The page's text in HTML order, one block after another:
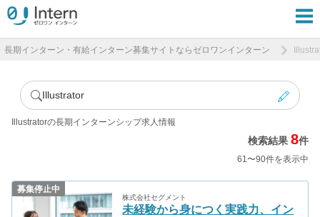
長期インターン・有給インターン募集サイトならゼロワンインターン
Illustrator
Illustratorの長期インターンシップ求人情報
検索結果8件
61〜90件を表示中
募集停止中
株式会社セグメント
未経験から身につく実践力、イン